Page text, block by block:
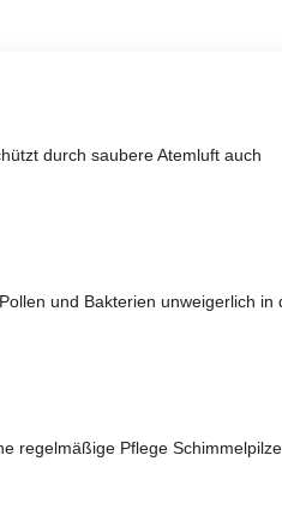
durch saubere Atemluft auch
und Bakterien unweigerlich in
regelmäßige Pflege